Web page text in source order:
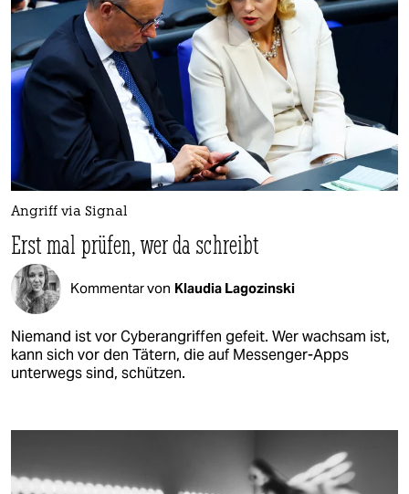
Angriff via Signal
Erst mal prüfen, wer da schreibt
Kommentar von Klaudia Lagozinski
Niemand ist vor Cyberangriffen gefeit. Wer wachsam ist,
kann sich vor den Tätern, die auf Messenger-Apps
unterwegs sind, schützen.